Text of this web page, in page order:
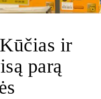
ir
parą